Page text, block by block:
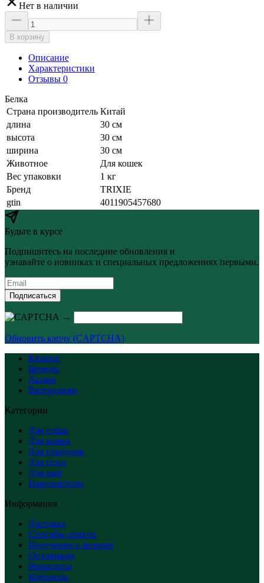
Нет в наличии
В корзину
Описание
Характеристики
Отзывы 0
Белка
Страна производитель Китай
длина
30 см
высота
30 см
ширина
30 см
Животное
Для кошек
Вес упаковки
1 кг
Бренд
TRIXIE
gtin
4011905457680
Будьте в курсе
Подпишитесь на последние обновления и
узнавайте о новинках и специальных предложениях первыми.
Подписаться
→
Обновить капчу (CAPTCHA)
Каталог
Бренды
Акции
Распродажи
Категории
Для собак
Для кошек
Для грызунов
Для птиц
Для рыб
Наполнители
Информация
Доставка
Способы оплаты
Получение и возврат
Оптовикам
Реквизиты
Контакты